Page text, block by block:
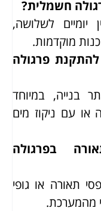
חשמלית?
לשלושה,
מוקדמות.
פרגולה
בנייה, במיוחד
או עם ניקוז מים
בפרגולה
תאורה או גופי
מהמערכת.